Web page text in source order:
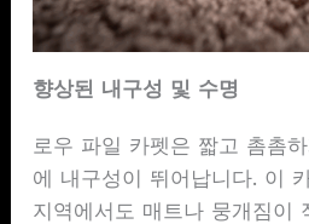
향상된 내구성 및 수명
로우 파일 카펫은 짧고 촘촘
에 내구성이 뛰어납니다. 이
지역에서도 매트나 뭉개짐이